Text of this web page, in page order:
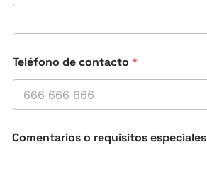
Teléfono de contacto *
Comentarios o requisitos especiales